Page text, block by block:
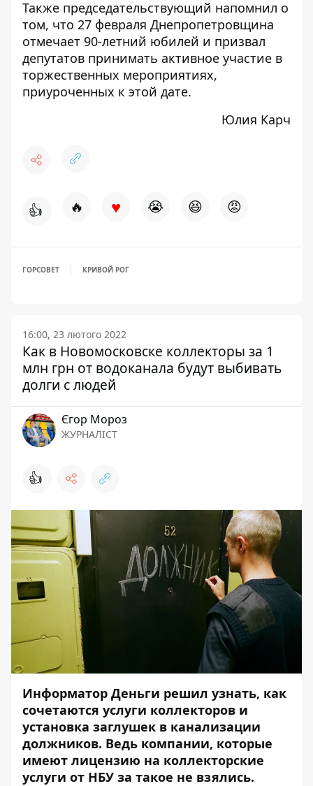
Также председательствующий напомнил о
том, что 27 февраля Днепропетровщина
отмечает 90-летний юбилей и призвал
депутатов принимать активное участие в
торжественных мероприятиях,
приуроченных к этой дате.
Юлия Карч
👍 🔥 ♥ 😭 😆 😡
ГОРСОВЕТ КРИВОЙ РОГ
16:00, 23 лютого 2022
Как в Новомосковске коллекторы за 1
млн грн от водоканала будут выбивать
долги с людей
Єгор Мороз
ЖУРНАЛІСТ
👍
Информатор Деньги решил узнать, как
сочетаются услуги коллекторов и
установка заглушек в канализации
должников. Ведь компании, которые
имеют лицензию на коллекторские
услуги от НБУ за такое не взялись.